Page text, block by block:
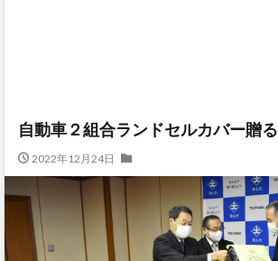
自動車２組合ランドセルカバー贈る
2022年12月24日